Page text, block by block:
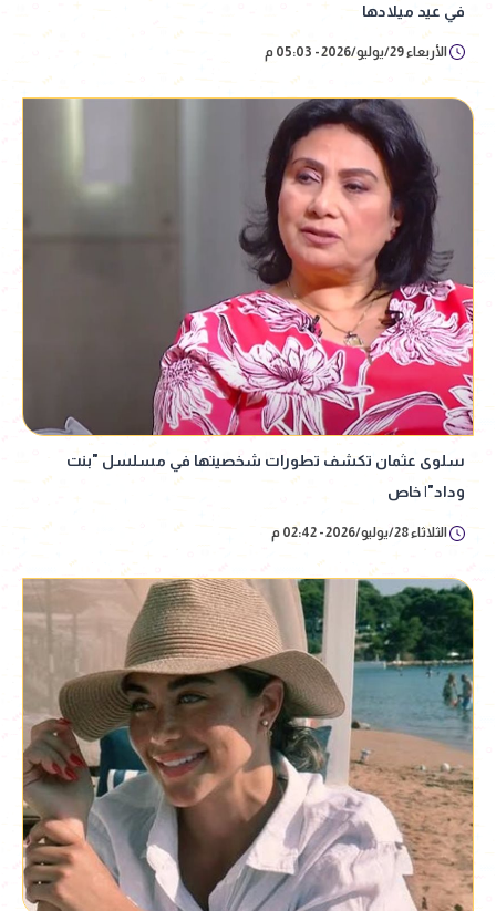
في عيد ميلادها
الأربعاء 29/يوليو/2026 - 05:03 م
سلوى عثمان تكشف تطورات شخصيتها في مسلسل "بنت
وداد"| خاص
الثلاثاء 28/يوليو/2026 - 02:42 م